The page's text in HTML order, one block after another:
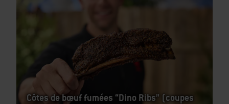
Côtes de bœuf fumées “Dino Ribs” (coupes